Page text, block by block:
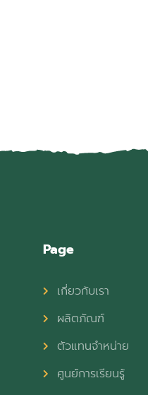
Page
เกี่ยวกับเรา
ผลิตภัณฑ์
ตัวแทนจำหน่าย
ศูนย์การเรียนรู้